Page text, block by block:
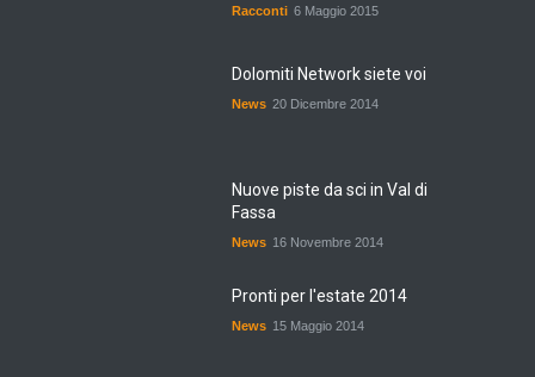
News 20 Dicembre 2014
Fassa
News 16 Novembre 2014
News 15 Maggio 2014